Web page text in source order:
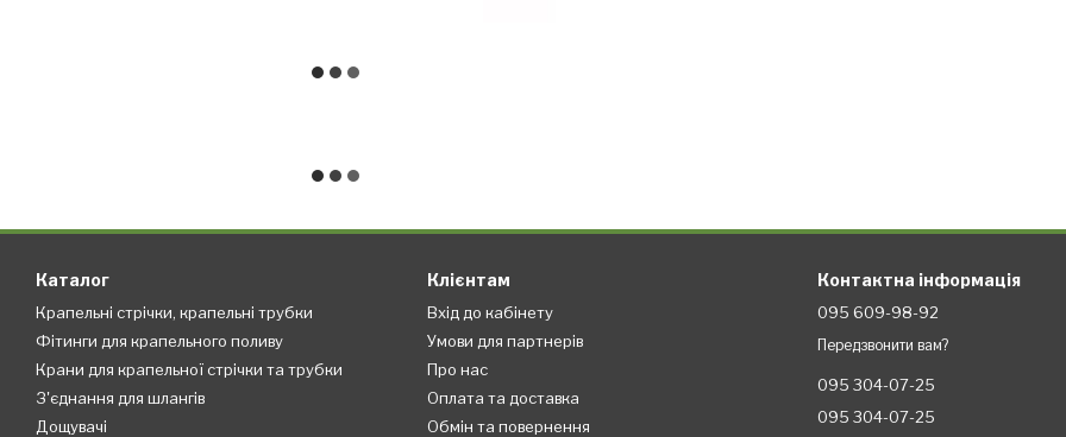
Каталог
Крапельні стрічки, крапельні трубки
Фітинги для крапельного поливу
Крани для крапельної стрічки та трубки
З'єднання для шлангів
Дощувачі
Клієнтам
Вхід до кабінету
Умови для партнерів
Про нас
Оплата та доставка
Обмін та повернення
Контактна інформація
095 609-98-92
Передзвонити вам?
095 304-07-25
095 304-07-25